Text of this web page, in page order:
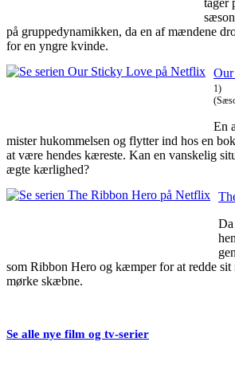
på gruppedynamikken, da en af mændene
for en yngre kvinde.
1)
En
mister hukommelsen og flytter ind hos en
at være hendes kæreste. Kan en vanskelig
ægte kærlighed?
som Ribbon Hero og kæmper for at redde sit
mørke skæbne.
Se alle nye film og tv-serier